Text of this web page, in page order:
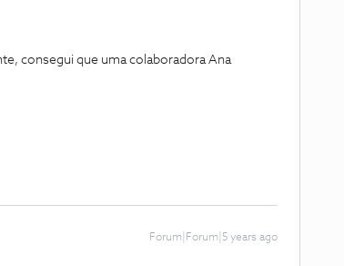
consegui que uma colaboradora Ana
Forum|Forum|5 years ago